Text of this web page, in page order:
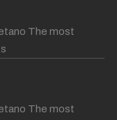
The most
The most